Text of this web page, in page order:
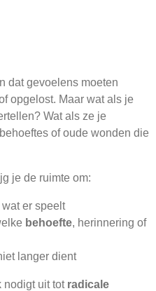
dat gevoelens moeten
opgelost. Maar wat als je
Wat als ze je
of oude wonden die
je de ruimte om:
wat er speelt
behoefte, herinnering of
langer dient
nodigt uit tot radicale